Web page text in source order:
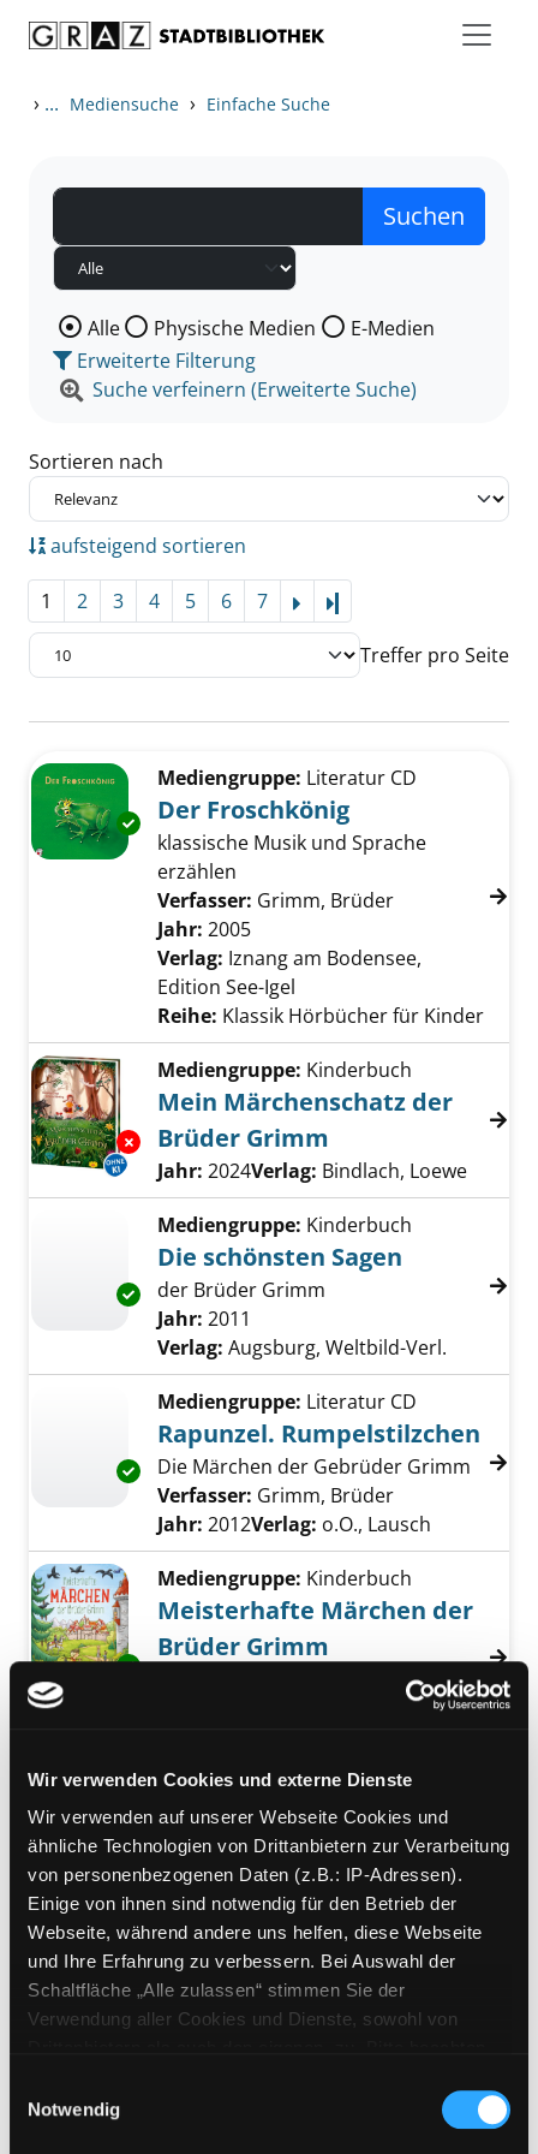
Wir verwenden Cookies und externe Dienste
Wir verwenden auf unserer Webseite Cookies und
ähnliche Technologien von Drittanbietern zur Verarbeitung
von personenbezogenen Daten (z.B.: IP-Adressen).
Einige von ihnen sind notwendig für den Betrieb der
Webseite, während andere uns helfen, diese Webseite
und Ihre Erfahrung zu verbessern. Bei Auswahl der
Schaltfläche „Alle zulassen“ stimmen Sie der
Verwendung aller Cookies und Dienste, sowohl von
Cookies von Drittanbietern, eine Verarbeitung in
unsicheren Drittländern (Länder außerhalb des EWR
Notwendig
› ... Mediensuche › Einfache Suche
Wählen Sie die Medienart nach der Sie suchen wollen.
Alle Physische Medien
E-Medien
Erweiterte Filterung
Suche verfeinern (Erweiterte Suche)
Sortieren nach
aufsteigend sortieren
1 2 3 4 5 6 7
Treffer pro Seite
Zu den Suchfiltern springen
Exemplar-Details von Der Froschkönig
Mediengruppe: Literatur CD
Der Froschkönig
klassische Musik und Sprache
erzählen
Verfasser: Grimm, Brüder Suche nach
Jahr: 2005
Verlag: Iznang am Bodensee,
Edition See-Igel
Reihe: Klassik Hörbücher für Kinder
Exemplar-Details von Mein Märchenschatz
Mediengruppe: Kinderbuch
Mein Märchenschatz der
Brüder Grimm
Suche nach diesem Verfasser
Jahr: 2024Verlag: Bindlach, Loewe
Exemplar-Details von Die schönsten Sagen
Mediengruppe: Kinderbuch
Die schönsten Sagen
der Brüder Grimm
Suche nach diesem Verfasser
Jahr: 2011
Verlag: Augsburg, Weltbild-Verl.
Exemplar-Details von Rapunzel.
Mediengruppe: Literatur CD
Rapunzel. Rumpelstilzchen
Die Märchen der Gebrüder Grimm
Verfasser: Grimm, Brüder
Jahr: 2012Verlag: o.O., Lausch
Exemplar-Details von Meisterhafte Märchen
Mediengruppe: Kinderbuch
Meisterhafte Märchen der
Brüder Grimm
[alle 12 Märchen auf MP3-CD]
Suche nach diesem Verfasser
Exemplar-Details von Ein Königreich in
Mediengruppe:Literatur MP3-CD
Ein Königreich in Gefahr
ungekürzte Lesung
Verfasser:Colfer, ChrisSuche nach
Jahr: 2020
Verlag:Berlin, Argon Hörbuch
Reihe:Land of Stories: Das
magische Land; 04
Exemplar-Details von Rumpelstilzchen
die schönsten Märchen nach den